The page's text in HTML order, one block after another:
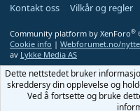
Kontakt oss Vilkår og regler
Community platform by XenForo®
Cookie info | Webforumet.no/nytte
av Lykke Media AS
Dette nettstedet bruker
skreddersy din opplevelse og
Ved å fortsette og bruke